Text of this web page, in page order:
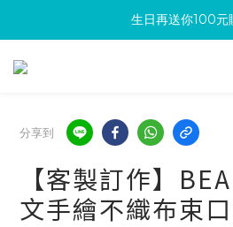
滿300回饋10%
生日再送你100元
加入成為新會員 馬上領
分享到
【客製訂作】
文手繪不織布束